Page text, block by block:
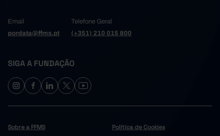
Email
pordata@ffms.pt
Telefone Geral
(+351) 210 015 800
SIGA A FUNDAÇÃO
Sobre a FFMS Política de Cookies